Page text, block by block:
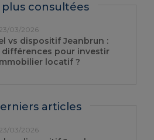
plus consultées
03/2026
vs dispositif Jeanbrun :
différences pour investir
locatif ?
articles
03/2026